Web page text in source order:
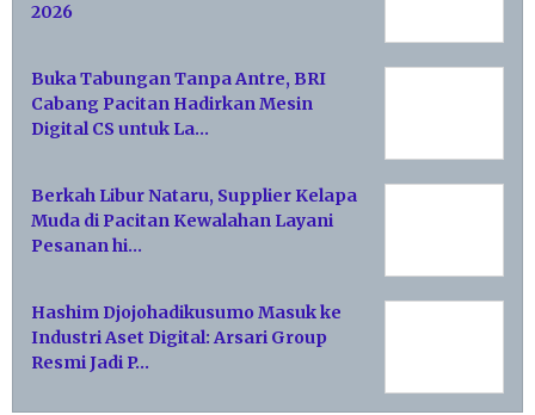
2026
Buka Tabungan Tanpa Antre, BRI
Cabang Pacitan Hadirkan Mesin
Digital CS untuk La…
Berkah Libur Nataru, Supplier Kelapa
Muda di Pacitan Kewalahan Layani
Pesanan hi…
Hashim Djojohadikusumo Masuk ke
Industri Aset Digital: Arsari Group
Resmi Jadi P…